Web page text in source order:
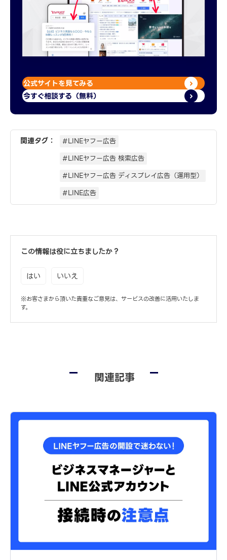
公式サイトを見てみる
今すぐ相談する（無料）
関連タグ：
#LINEヤフー広告
#LINEヤフー広告 検索広告
#LINEヤフー広告 ディスプレイ広告（運用型）
#LINE広告
この情報は役に立ちましたか？
はい いいえ
※お客さまから頂いた貴重なご意見は、サービスの改善に活用いたしま
す。
関連記事